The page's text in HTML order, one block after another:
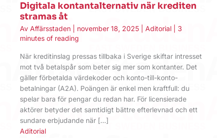
Digitala kontantalternativ när krediten
stramas åt
Av Affärsstaden november 18, 2025 Aditorial
3
minutes of reading
När kreditinslag pressas tillbaka i Sverige skiftar intresset
mot två betalspår som beter sig mer som kontanter. Det
gäller förbetalda värdekoder och konto-till-konto-
betalningar (A2A). Poängen är enkel men kraftfull: du
spelar bara för pengar du redan har. För licensierade
aktörer betyder det samtidigt bättre efterlevnad och ett
sundare erbjudande när […]
Aditorial